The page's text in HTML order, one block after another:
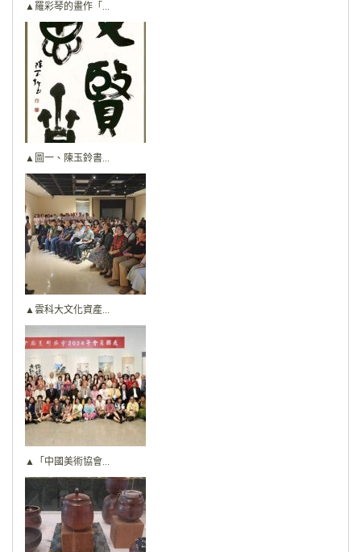
▲羅彩琴的畫作「...
▲圖一、陳玉鈴書...
▲雲科大文化資產...
▲「中國美術協會...